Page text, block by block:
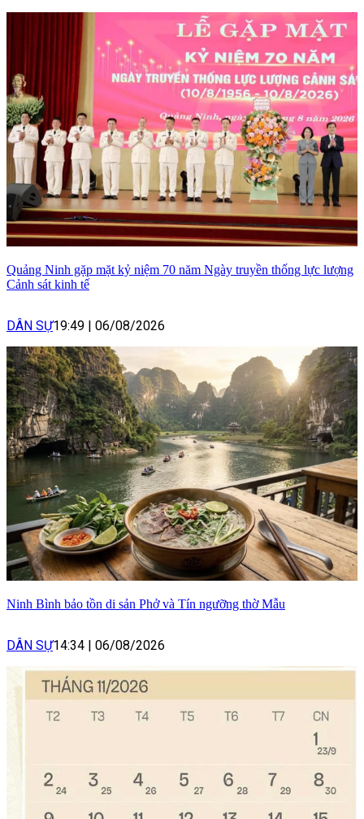
Quảng Ninh gặp mặt kỷ niệm 70 năm Ngày truyền thống lực lượng
Cảnh sát kinh tế
DÂN SỰ19:49 | 06/08/2026
Ninh Bình bảo tồn di sản Phở và Tín ngưỡng thờ Mẫu
DÂN SỰ14:34 | 06/08/2026